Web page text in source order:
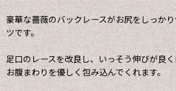
豪華な薔薇のバックレースがお尻をしっか
ツです。
足口のレースを改良し、いっそう伸びが良
お腹まわりを優しく包み込んでくれます。